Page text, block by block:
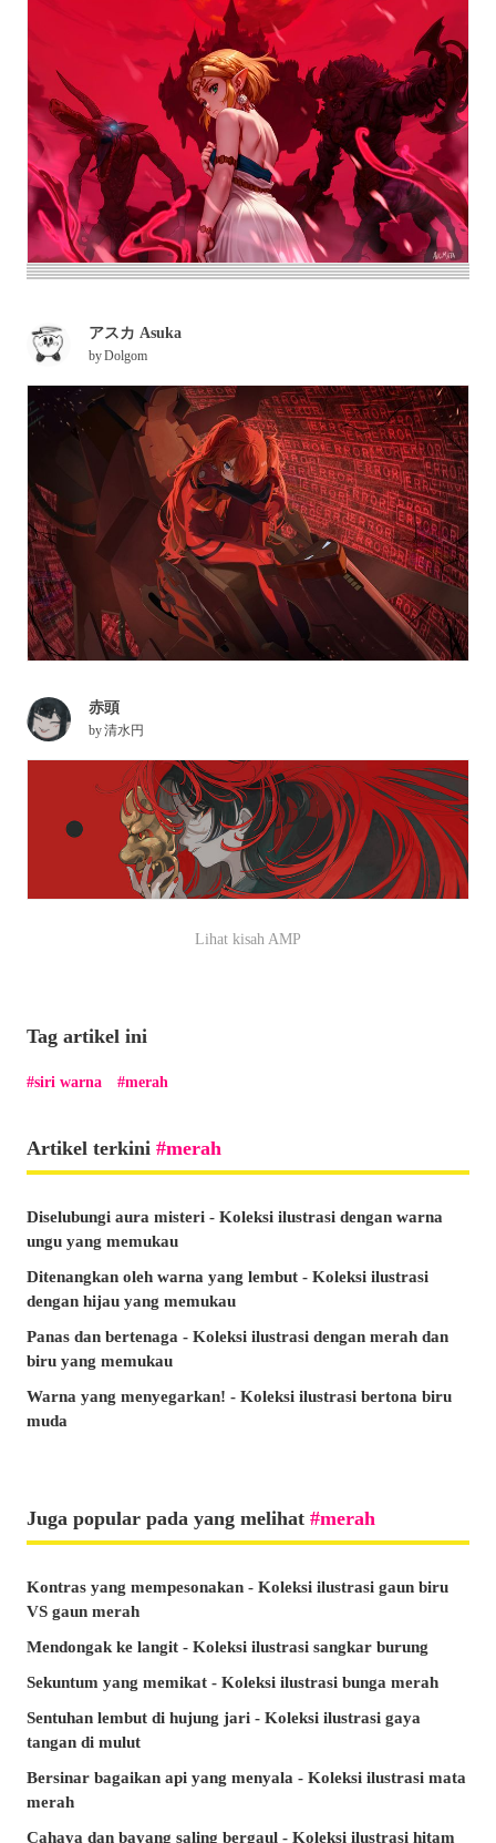
アスカ Asuka
byDolgom
赤頭
by清水円
Lihat kisah AMP
Tag artikel ini
siri warna merah
Artikel terkini merah
Diselubungi aura misteri - Koleksi ilustrasi dengan warna
ungu yang memukau
Ditenangkan oleh warna yang lembut - Koleksi ilustrasi
dengan hijau yang memukau
Panas dan bertenaga - Koleksi ilustrasi dengan merah dan
biru yang memukau
Warna yang menyegarkan! - Koleksi ilustrasi bertona biru
muda
Juga popular pada yang melihat merah
Kontras yang mempesonakan - Koleksi ilustrasi gaun biru
VS gaun merah
Mendongak ke langit - Koleksi ilustrasi sangkar burung
Sekuntum yang memikat - Koleksi ilustrasi bunga merah
Sentuhan lembut di hujung jari - Koleksi ilustrasi gaya
tangan di mulut
Bersinar bagaikan api yang menyala - Koleksi ilustrasi mata
merah
Cahaya dan bayang saling bergaul - Koleksi ilustrasi hitam